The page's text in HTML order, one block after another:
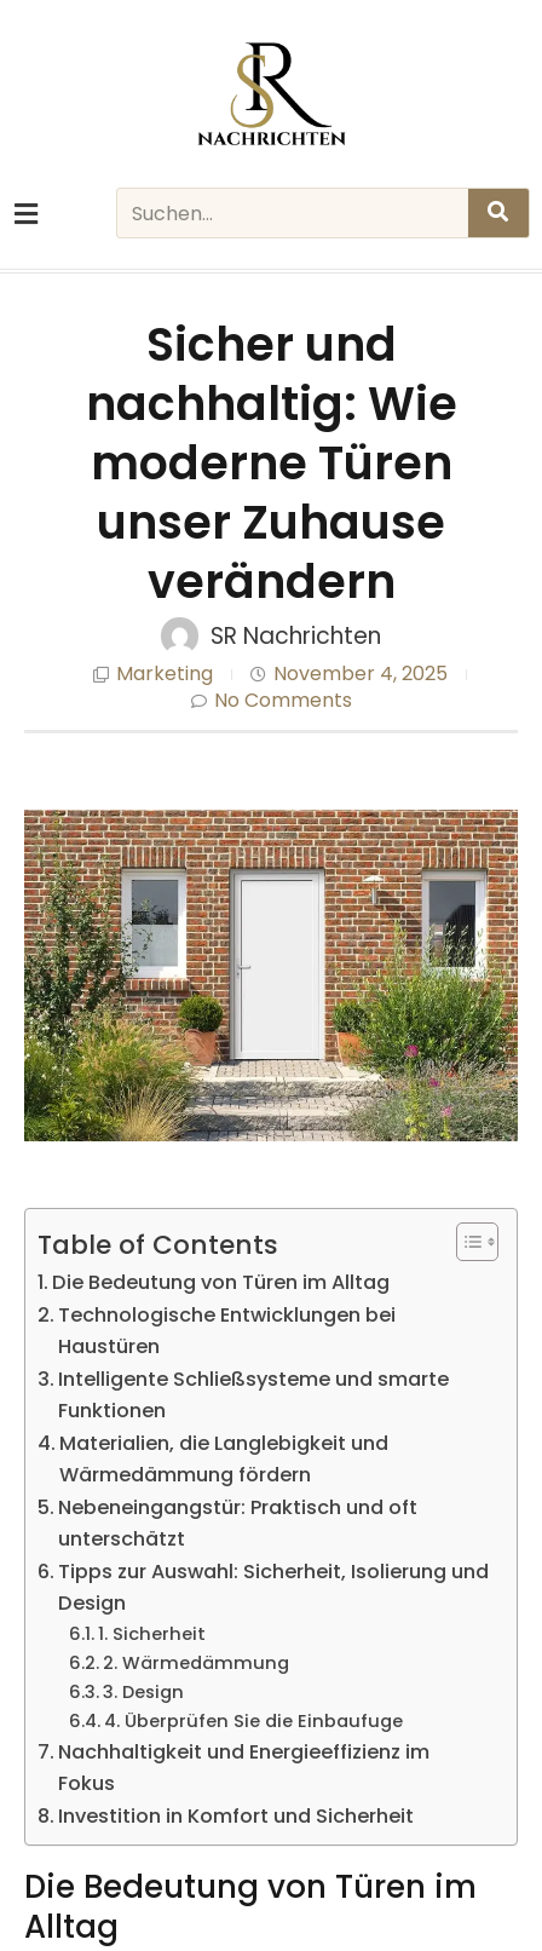
Sicher und
nachhaltig: Wie
moderne Türen
unser Zuhause
verändern
SR Nachrichten
Marketing
November 4, 2025
No Comments
Table of Contents
Die Bedeutung von Türen im Alltag
Technologische Entwicklungen bei
Haustüren
Intelligente Schließsysteme und smarte
Funktionen
Materialien, die Langlebigkeit und
Wärmedämmung fördern
Nebeneingangstür: Praktisch und oft
unterschätzt
Tipps zur Auswahl: Sicherheit, Isolierung und
Design
1. Sicherheit
2. Wärmedämmung
3. Design
4. Überprüfen Sie die Einbaufuge
Nachhaltigkeit und Energieeffizienz im
Fokus
Investition in Komfort und Sicherheit
Die Bedeutung von Türen im
Alltag